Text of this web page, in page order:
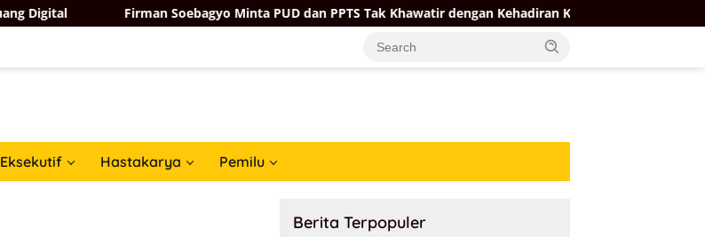
Firman Soebagyo Minta PUD dan PPTS Tak Khawatir dengan Kehadiran Koperasi Merah Putih
Eksekutif Hastakarya Pemilu
Berita Terpopuler